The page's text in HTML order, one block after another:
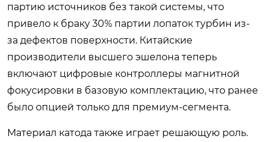
партию источников без такой системы, что
привело к браку 30% партии лопаток турбин из-
за дефектов поверхности. Китайские
производители высшего эшелона теперь
включают цифровые контроллеры магнитной
фокусировки в базовую комплектацию, что ранее
было опцией только для премиум-сегмента.
Материал катода также играет решающую роль.